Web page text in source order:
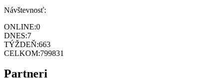
Návštevnosť:
ONLINE:0
DNES:7
TÝŽDEŇ:663
CELKOM:799831
Partneri